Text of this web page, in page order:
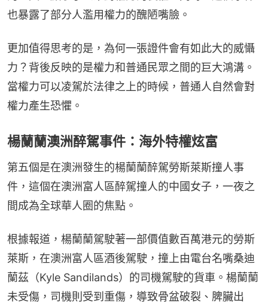
也暴露了部分人濫用權力的醜陋嘴臉。
更加值得思考的是，為何一張證件會有如此大的威懾
力？背後反映的是權力和普通民眾之間的巨大鴻溝。
當權力可以凌駕於法律之上的時候，普通人自然會對
權力產生恐懼。
楊蘭蘭澳洲醉駕事件：海外特權炫富
第五個是在澳洲發生的楊蘭蘭醉駕勞斯萊斯撞人事
件，這個在澳洲富人區醉駕撞人的中國女子，一夜之
間成為全球華人圈的焦點。
根據報道，楊蘭蘭駕駛著一部價值數百萬港元的勞斯
萊斯，在澳洲富人區酒後駕駛，撞上由電台名嘴桑迪
蘭茲（Kyle Sandilands）的司機駕駛的貨車。楊蘭蘭
未受傷，司機則受到重傷，導致骨盆破裂、脾臟出